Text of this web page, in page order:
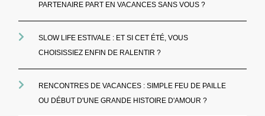
PARTENAIRE PART EN VACANCES SANS VOUS ?
SLOW LIFE ESTIVALE : ET SI CET ÉTÉ, VOUS
CHOISISSIEZ ENFIN DE RALENTIR ?
RENCONTRES DE VACANCES : SIMPLE FEU DE PAILLE
OU DÉBUT D'UNE GRANDE HISTOIRE D'AMOUR ?